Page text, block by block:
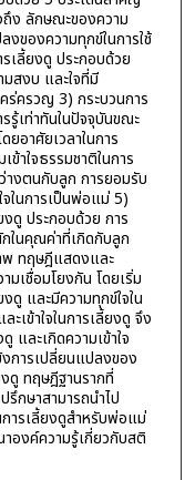
ถึง ลักษณะของความ
ของความทุกข์ในการใช้
รเลี้ยงดู ประกอบด้วย
สงบ และใจที่มี
ร่ครวญ 3) กระบวนการ
รรู้เท่าทันในปัจจุบันขณะ
ยอาศัยเวลาในการ
าใจธรรมชาติในการ
ว่างตนกับลูก การยอมรับ
จในการเป็นพ่อแม่ 5)
งดู ประกอบด้วย การ
ในคุณค่าที่เกิดกับลูก
พ ทฤษฎีแสดงและ
เชื่อมโยงกัน โดยเริ่ม
ดู และมีความทุกข์ใจใน
ะเข้าใจในการเลี้ยงดู จึง
และเกิดความเข้าใจ
การเปลี่ยนแปลงของ
ดู ทฤษฎีฐานรากที่
กษาสามารถนำไป
ารเลี้ยงดูสำหรับพ่อแม่
องค์ความรู้เกี่ยวกับสติ